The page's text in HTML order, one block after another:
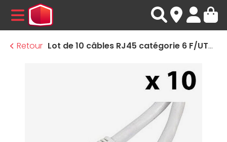
MENU
Retour
Lot de 10 câbles RJ45 catégorie 6 F/UTP (Beige) - 3 m